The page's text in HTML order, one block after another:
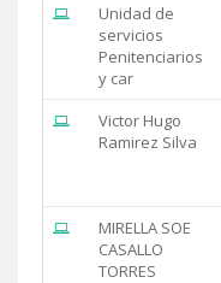
Unidad de
servicios
Penitenciarios
y car
Victor Hugo
Ramirez Silva
MIRELLA SOE
CASALLO
TORRES